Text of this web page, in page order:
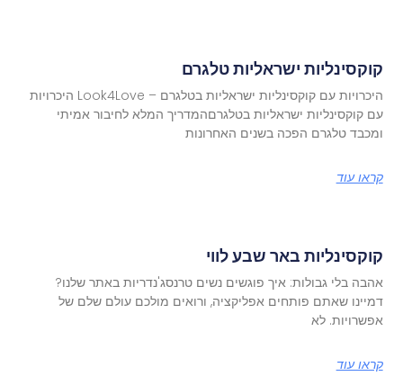
קוקסינליות ישראליות טלגרם
היכרויות עם קוקסינליות ישראליות בטלגרם – Look4Love היכרויות
עם קוקסינליות ישראליות בטלגרםהמדריך המלא לחיבור אמיתי
ומכבד טלגרם הפכה בשנים האחרונות
קראו עוד
קוקסינליות באר שבע לווי
אהבה בלי גבולות: איך פוגשים נשים טרנסג'נדריות באתר שלנו?
דמיינו שאתם פותחים אפליקציה, ורואים מולכם עולם שלם של
אפשרויות. לא
קראו עוד